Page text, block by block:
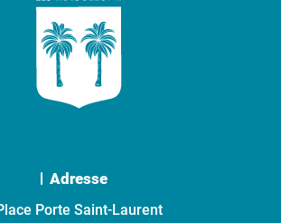
Adresse
Porte Saint-Laurent